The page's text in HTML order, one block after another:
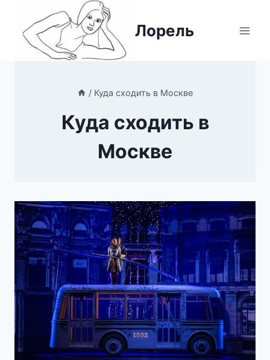
содержимому
Лорель
/ Куда сходить в Москве
Куда сходить в
Москве